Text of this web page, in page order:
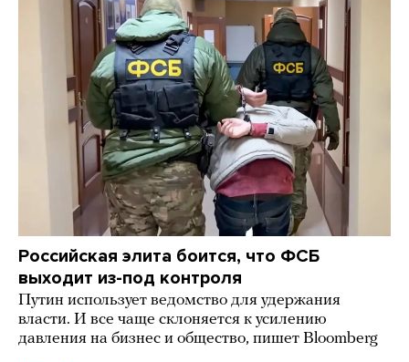
Российская элита боится, что ФСБ
выходит из-под контроля
Путин использует ведомство для удержания
власти. И все чаще склоняется к усилению
давления на бизнес и общество, пишет Bloomberg